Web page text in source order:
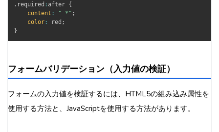
. required : after {
content : " *" ;
color : red ;
}
フォームバリデーション（入力値の検証）
フォームの入力値を検証するには、HTML5の組み込み属性を
使用する方法と、JavaScriptを使用する方法があります。